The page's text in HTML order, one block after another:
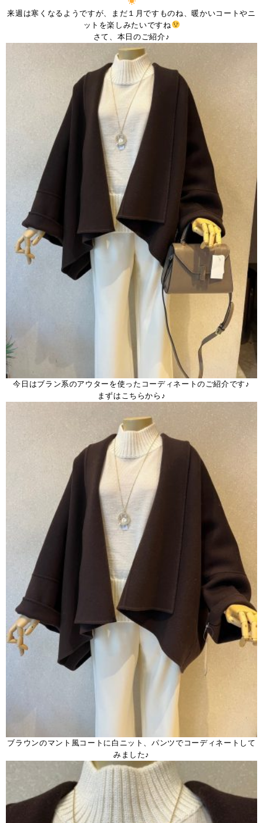
来週は寒くなるようですが、まだ１月ですものね、暖かいコートやニ
ットを楽しみたいですね
さて、本日のご紹介♪
今日はブラン系のアウターを使ったコーディネートのご紹介です♪
まずはこちらから♪
ブラウンのマント風コートに白ニット、パンツでコーディネートして
みました♪